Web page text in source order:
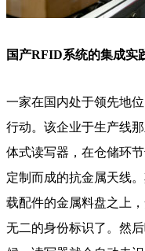
国产RFID系统的集成实
一家在国内处于领先地
行动。该企业于生产线
体式读写器，在仓储环
定制而成的抗金属天线
载配件的金属料盘之上
无二的身份标识了。然